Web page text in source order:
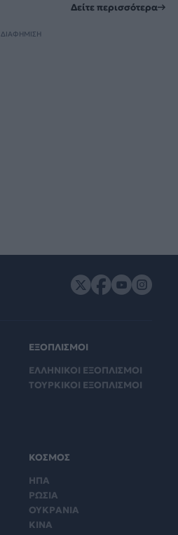
Δείτε περισσότερα
ΔΙΑΦΗΜΙΣΗ
ΕΞΟΠΛΙΣΜΟΙ
ΕΛΛΗΝΙΚΟΙ ΕΞΟΠΛΙΣΜΟΙ
ΤΟΥΡΚΙΚΟΙ ΕΞΟΠΛΙΣΜΟΙ
ΚΟΣΜΟΣ
ΗΠΑ
ΡΩΣΙΑ
ΟΥΚΡΑΝΙΑ
ΚΙΝΑ